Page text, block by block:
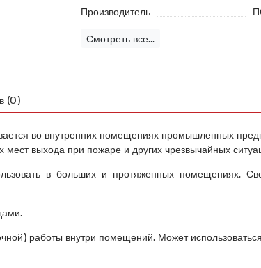
Производитель
Смотреть все...
(0)
во внутренних помещениях промышленных
мест выхода при пожаре и других чрезвычайных
в больших и протяженных помещениях.
работы внутри помещений. Может